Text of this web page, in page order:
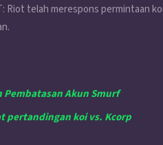
Riot telah merespons permintaan
Pembatasan Akun Smurf
pertandingan koi vs. Kcorp